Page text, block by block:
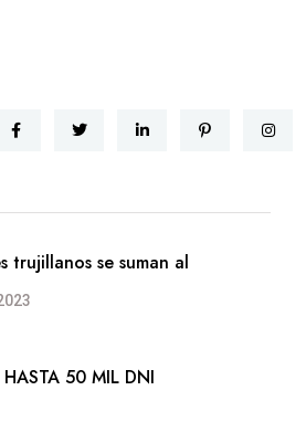
trujillanos se suman al
HASTA 50 MIL DNI